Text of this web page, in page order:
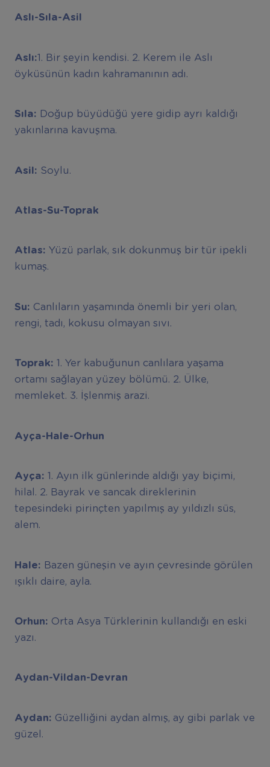
Aslı-Sıla-Asil
Aslı:1. Bir şeyin kendisi. 2. Kerem ile Aslı
öyküsünün kadın kahramanının adı.
Sıla: Doğup büyüdüğü yere gidip ayrı kaldığı
yakınlarına kavuşma.
Asil: Soylu.
Atlas-Su-Toprak
Atlas: Yüzü parlak, sık dokunmuş bir tür ipekli
kumaş.
Su: Canlıların yaşamında önemli bir yeri olan,
rengi, tadı, kokusu olmayan sıvı.
Toprak: 1. Yer kabuğunun canlılara yaşama
ortamı sağlayan yüzey bölümü. 2. Ülke,
memleket. 3. İşlenmiş arazi.
Ayça-Hale-Orhun
Ayça: 1. Ayın ilk günlerinde aldığı yay biçimi,
hilal. 2. Bayrak ve sancak direklerinin
tepesindeki pirinçten yapılmış ay yıldızlı süs,
alem.
Hale: Bazen güneşin ve ayın çevresinde görülen
ışıklı daire, ayla.
Orhun: Orta Asya Türklerinin kullandığı en eski
yazı.
Aydan-Vildan-Devran
Aydan: Güzelliğini aydan almış, ay gibi parlak ve
güzel.